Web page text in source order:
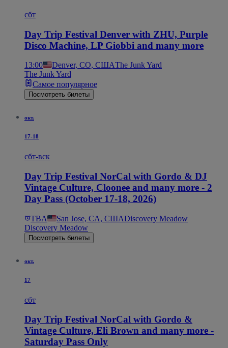
сбт
Day Trip Festival Denver with ZHU, Purple
Disco Machine, LP Giobbi and many more
13:00 Denver, CO, СШАThe Junk Yard
The Junk Yard
Самое популярное
Посмотреть билеты
окт.
17-18
сбт-вск
Day Trip Festival NorCal with Gordo & DJ
Vintage Culture, Cloonee and many more - 2
Day Pass (October 17-18, 2026)
TBA San Jose, CA, СШАDiscovery Meadow
Discovery Meadow
Посмотреть билеты
окт.
17
сбт
Day Trip Festival NorCal with Gordo &
Vintage Culture, Eli Brown and many more -
Saturday Pass Only